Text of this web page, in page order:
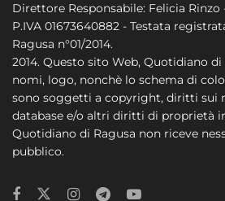
Direttore Responsabile: Felicia Rinzo
P.IVA 01673640882 - Testata
Ragusa n°01/2014.
2014. Questo sito Web, Quotidiano
nomi, logo, nonchè lo schema di
sono soggetti a copyright, diritti sui
database e/o altri diritti di proprietà
Quotidiano di Ragusa non riceve
pubblico.